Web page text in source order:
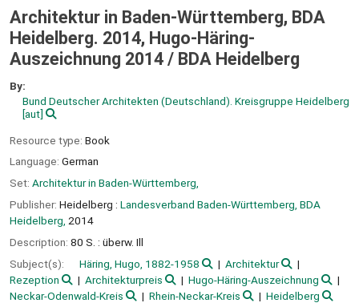
Architektur in Baden-Württemberg, BDA
Heidelberg. 2014, Hugo-Häring-
Auszeichnung 2014 / BDA Heidelberg
By:
Bund Deutscher Architekten (Deutschland). Kreisgruppe Heidelberg
[aut]
Resource type: Book
Language: German
Set: Architektur in Baden-Württemberg,
Publisher: Heidelberg : Landesverband Baden-Württemberg, BDA
Heidelberg, 2014
Description: 80 S. : überw. Ill
Subject(s):
Häring, Hugo, 1882-1958
Architektur
Rezeption
Architekturpreis
Hugo-Häring-Auszeichnung
Neckar-Odenwald-Kreis
Rhein-Neckar-Kreis
Heidelberg